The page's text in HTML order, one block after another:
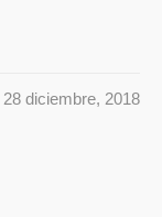
28 diciembre, 2018